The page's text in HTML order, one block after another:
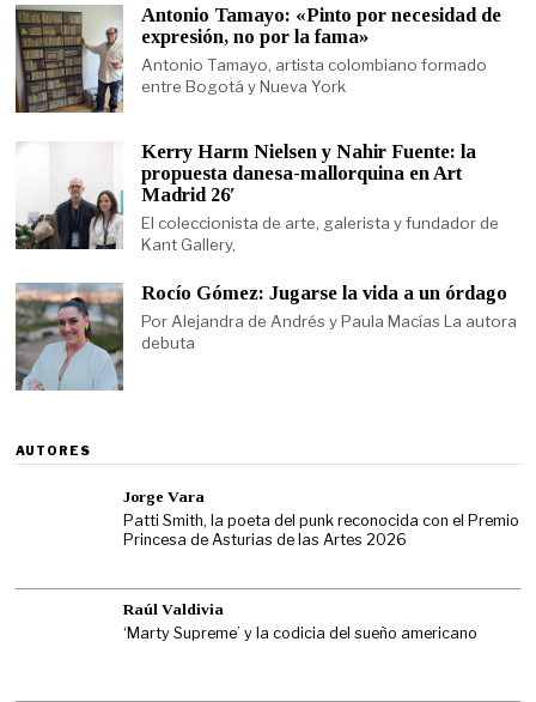
Antonio Tamayo: «Pinto por necesidad de
expresión, no por la fama»
Antonio Tamayo, artista colombiano formado
entre Bogotá y Nueva York
Kerry Harm Nielsen y Nahir Fuente: la
propuesta danesa-mallorquina en Art
Madrid 26′
El coleccionista de arte, galerista y fundador de
Kant Gallery,
Rocío Gómez: Jugarse la vida a un órdago
Por Alejandra de Andrés y Paula Macías La autora
debuta
AUTORES
Jorge Vara
Patti Smith, la poeta del punk reconocida con el Premio
Princesa de Asturias de las Artes 2026
Raúl Valdivia
‘Marty Supreme’ y la codicia del sueño americano